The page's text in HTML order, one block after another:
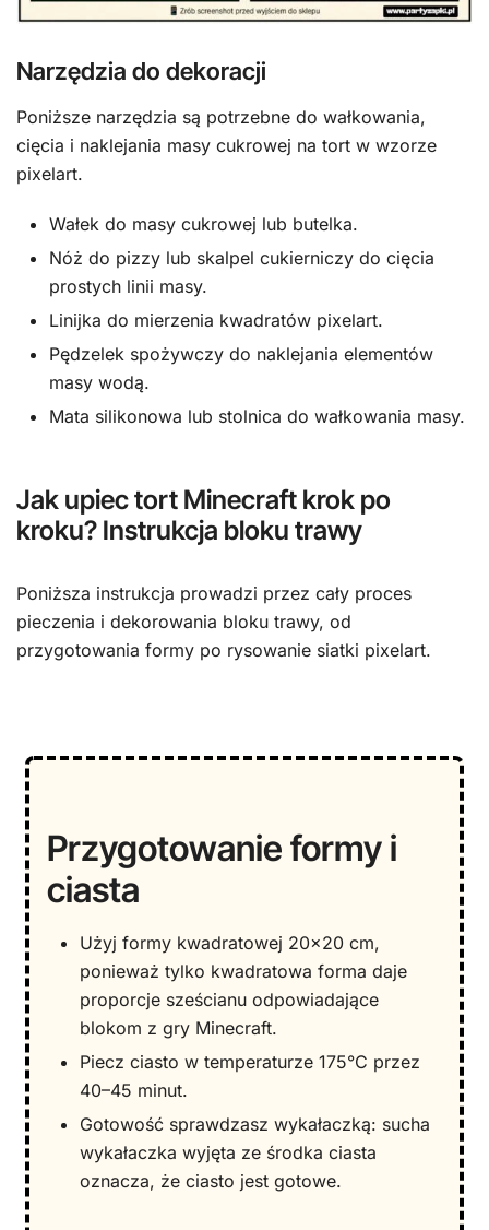
Narzędzia do dekoracji
Poniższe narzędzia są potrzebne do wałkowania,
cięcia i naklejania masy cukrowej na tort w wzorze
pixelart.
Wałek do masy cukrowej lub butelka.
Nóż do pizzy lub skalpel cukierniczy do cięcia
prostych linii masy.
Linijka do mierzenia kwadratów pixelart.
Pędzelek spożywczy do naklejania elementów
masy wodą.
Mata silikonowa lub stolnica do wałkowania masy.
Jak upiec tort Minecraft krok po
kroku? Instrukcja bloku trawy
Poniższa instrukcja prowadzi przez cały proces
pieczenia i dekorowania bloku trawy, od
przygotowania formy po rysowanie siatki pixelart.
Przygotowanie formy i
ciasta
Użyj formy kwadratowej 20×20 cm,
ponieważ tylko kwadratowa forma daje
proporcje sześcianu odpowiadające
blokom z gry Minecraft.
Piecz ciasto w temperaturze 175°C przez
40–45 minut.
Gotowość sprawdzasz wykałaczką: sucha
wykałaczka wyjęta ze środka ciasta
oznacza, że ciasto jest gotowe.